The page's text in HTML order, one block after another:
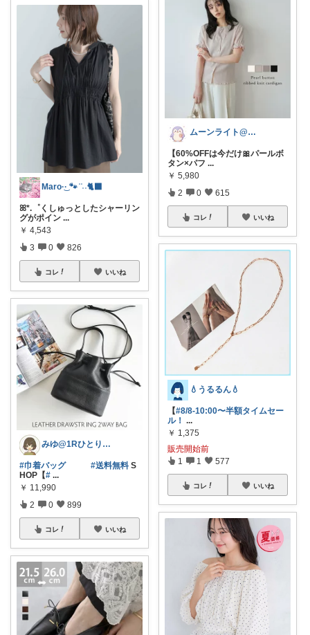
Maro·͜· 🐾 ͗ ͗˒˒🐈‍⬛
ꕤ*.゜くしゅっとしたシャーリン
グがポイン ...
￥ 4,543
3 0 826
コレ いいね
みゆ@1Rひとり暮らし
#巾着バッグ #送料無料 S
HOP【# ...
￥ 11,990
2 0 899
コレ いいね
ムーンライト@ファッション
【60%OFFは今だけ🎀パールボ
タン×パフ ...
￥ 5,980
2 0 615
コレ いいね
💧うるるん💧
【#8/8-10:00〜半額タイムセー
ル！ ...
￥ 1,375
販売開始前
1 1 577
コレ いいね